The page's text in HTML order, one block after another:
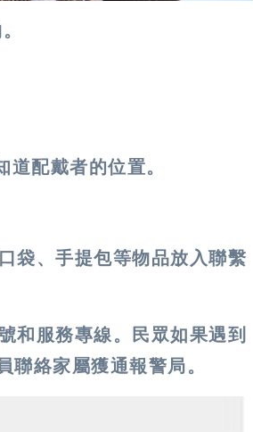
配戴者的位置。
袋、手提包等物品放入聯繫
和服務專線。民眾如果遇到
絡家屬獲通報警局。